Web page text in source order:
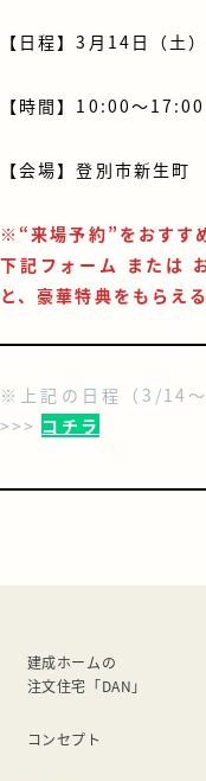
【日程】3月14日（土
【時間】10:00～17:00
【会場】登別市新生町
※“来場予約”をおすす
下記フォーム または
と、豪華特典をもらえ
※上記の日程（3/14
>>> コチラ
建成ホームの
注文住宅「DAN」
コンセプト